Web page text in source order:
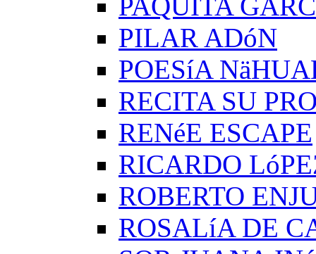
PILAR ADóN
POESíA
RECITA SU
RENéE ESCAPE
RICARDO
ROBERTO
ROSALíA DE